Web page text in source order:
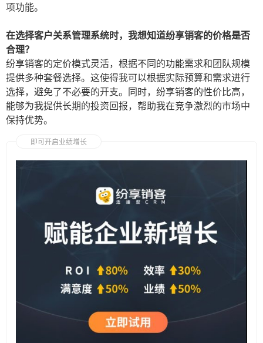
项功能。
在选择客户关系管理系统时，我想知道纷享销客的价格是否
合理？
纷享销客的定价模式灵活，根据不同的功能需求和团队规模
提供多种套餐选择。这使得我可以根据实际预算和需求进行
选择，避免了不必要的开支。同时，纷享销客的性价比高，
能够为我提供长期的投资回报，帮助我在竞争激烈的市场中
保持优势。
即可开启业绩增长